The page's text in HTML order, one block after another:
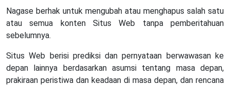
Nagase berhak untuk mengubah atau menghapus salah satu
atau semua konten Situs Web tanpa pemberitahuan
sebelumnya.
Situs Web berisi prediksi dan pernyataan berwawasan ke
depan lainnya berdasarkan asumsi tentang masa depan,
prakiraan peristiwa dan keadaan di masa depan, dan rencana